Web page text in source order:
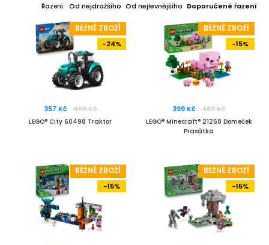
Řazení: Od nejdražšího Od nejlevnějšího Doporučené řazení
BĚŽNÉ ZBOŽÍ
-24%
357 Kč 469 Kč
LEGO® City 60498 Traktor
BĚŽNÉ ZBOŽÍ
-15%
399 Kč 469 Kč
LEGO® Minecraft® 21268 Domeček
Prasátka
BĚŽNÉ ZBOŽÍ
-15%
BĚŽNÉ ZBOŽÍ
-15%